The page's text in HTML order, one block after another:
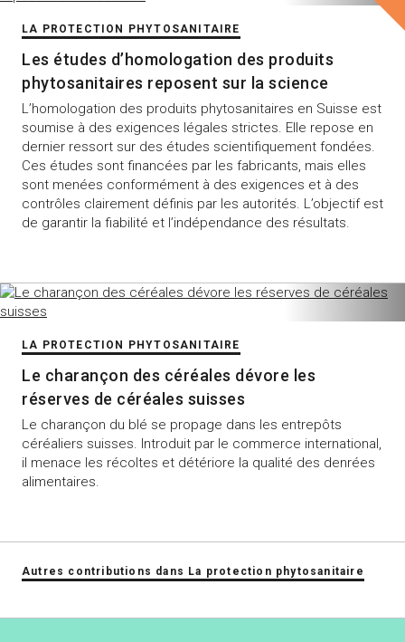
LA PROTECTION PHYTOSANITAIRE
Les études d’homologation des produits
phytosanitaires reposent sur la science
L’homologation des produits phytosanitaires en Suisse est
soumise à des exigences légales strictes. Elle repose en
dernier ressort sur des études scientifiquement fondées.
Ces études sont financées par les fabricants, mais elles
sont menées conformément à des exigences et à des
contrôles clairement définis par les autorités. L’objectif est
de garantir la fiabilité et l’indépendance des résultats.
LA PROTECTION PHYTOSANITAIRE
Le charançon des céréales dévore les
réserves de céréales suisses
Le charançon du blé se propage dans les entrepôts
céréaliers suisses. Introduit par le commerce international,
il menace les récoltes et détériore la qualité des denrées
alimentaires.
Autres contributions dans La protection phytosanitaire